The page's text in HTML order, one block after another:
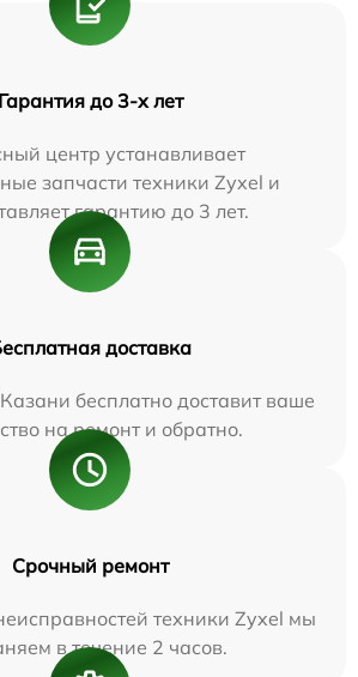
Гарантия до 3-х лет
центр устанавливает
запчасти техники Zyxel и
гарантию до 3 лет.
доставка
бесплатно доставит ваше
на ремонт и обратно.
Срочный ремонт
техники Zyxel мы
в течение 2 часов.